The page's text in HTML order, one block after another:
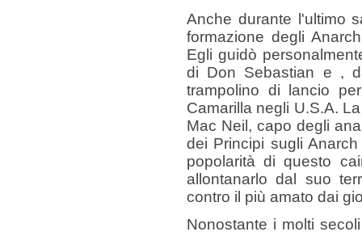
Anche durante l'ultimo
formazione degli
Egli guidò
di Don Sebastian e ,
trampolino di lancio
Camarilla negli U.S.A.
Mac Neil, capo degli
dei Principi sugli
popolarità di questo
allontanarlo dal suo
contro il più amato dai
Nonostante i molti